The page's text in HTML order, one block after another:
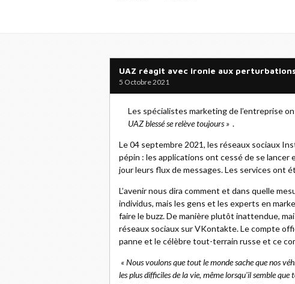
UAZ réagit avec ironie aux
5 Octobre 2021
Les spécialistes marketing de l’entreprise
UAZ blessé se relève toujours » .
Le 04 septembre 2021, les réseaux sociaux
pépin : les applications ont cessé de se
jour leurs flux de messages. Les services ont
L’avenir nous dira comment et dans quelle
individus, mais les gens et les experts en
faire le buzz. De manière plutôt inattendue,
réseaux sociaux sur VKontakte. Le compte
panne et le célèbre tout-terrain russe et ce
« Nous voulons que tout le monde sache que nos
les plus difficiles de la vie, même lorsqu'il semble